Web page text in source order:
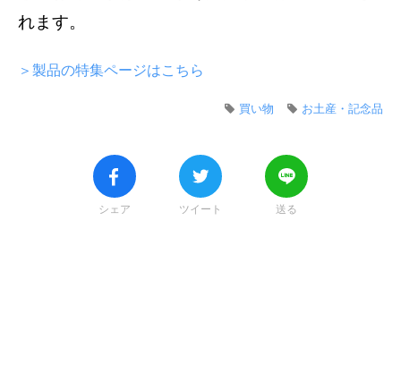
れます。
＞製品の特集ページはこちら
お土産・記念品
買い物
シェア ツイート 送る